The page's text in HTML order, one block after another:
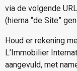
via de volgende
(hierna “de Site”
Houd er rekening
L’Immobilier
aangevuld, met